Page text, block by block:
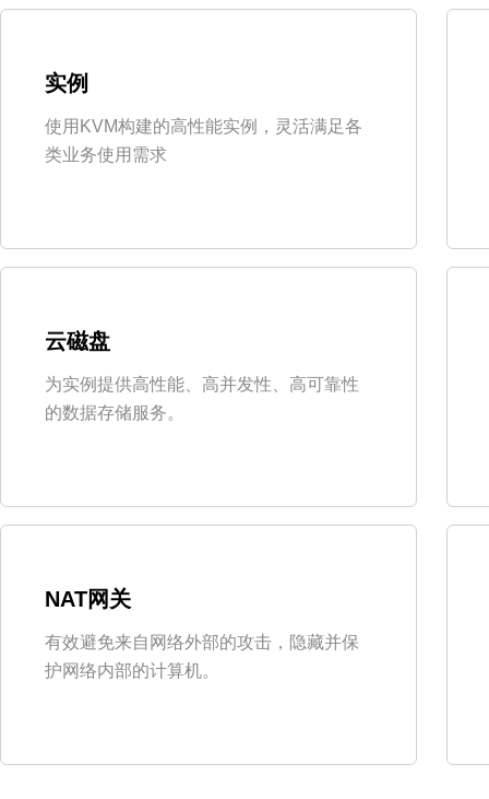
实例
使用KVM构建的高性能实例，灵活满足各
类业务使用需求
云磁盘
为实例提供高性能、高并发性、高可靠性
的数据存储服务。
NAT网关
有效避免来自网络外部的攻击，隐藏并保
护网络内部的计算机。